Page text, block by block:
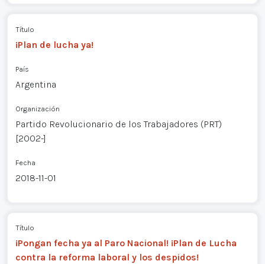
Título
¡Plan de lucha ya!
País
Argentina
Organización
Partido Revolucionario de los Trabajadores (PRT)
[2002-]
Fecha
2018-11-01
Título
¡Pongan fecha ya al Paro Nacional! ¡Plan de Lucha
contra la reforma laboral y los despidos!